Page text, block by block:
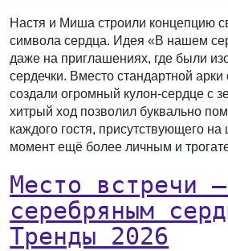
Настя и Миша строили концепцию
символа сердца. Идея «В нашем
даже на приглашениях, где были
сердечки. Вместо стандартной арки
создали огромный кулон-сердце с
хитрый ход позволил буквально
каждого гостя, присутствующего
момент ещё более личным и
Место встречи
серебряным
Тренды 2026